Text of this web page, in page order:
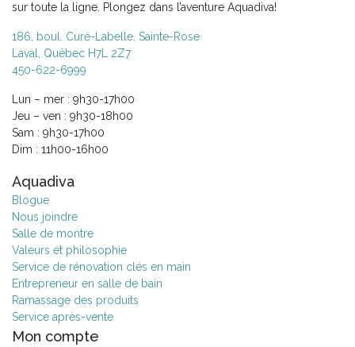
sur toute la ligne. Plongez dans l’aventure Aquadiva!
186, boul. Curé-Labelle, Sainte-Rose
Laval, Québec H7L 2Z7
450-622-6999
Lun – mer : 9h30-17h00
Jeu – ven : 9h30-18h00
Sam : 9h30-17h00
Dim : 11h00-16h00
Aquadiva
Blogue
Nous joindre
Salle de montre
Valeurs et philosophie
Service de rénovation clés en main
Entrepreneur en salle de bain
Ramassage des produits
Service après-vente
Mon compte